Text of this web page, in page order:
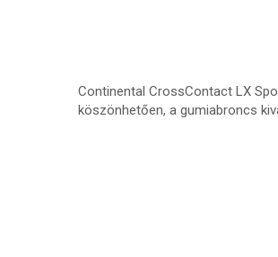
Continental CrossContact LX
köszönhetően, a gumiabroncs